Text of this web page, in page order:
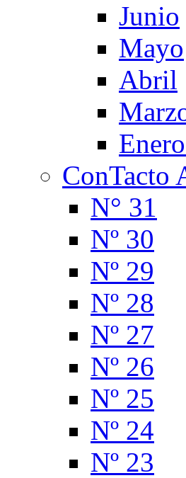
Junio
Mayo
Abril
ConTacto
N° 31
Nº 30
Nº 29
Nº 28
Nº 27
Nº 26
Nº 25
Nº 24
Nº 23